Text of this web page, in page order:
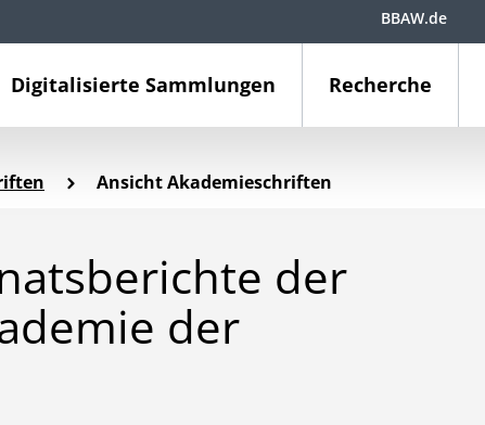
Digitalisierte Sammlungen Recherche
BBAW.de
Ansicht Akademieschriften
der
der